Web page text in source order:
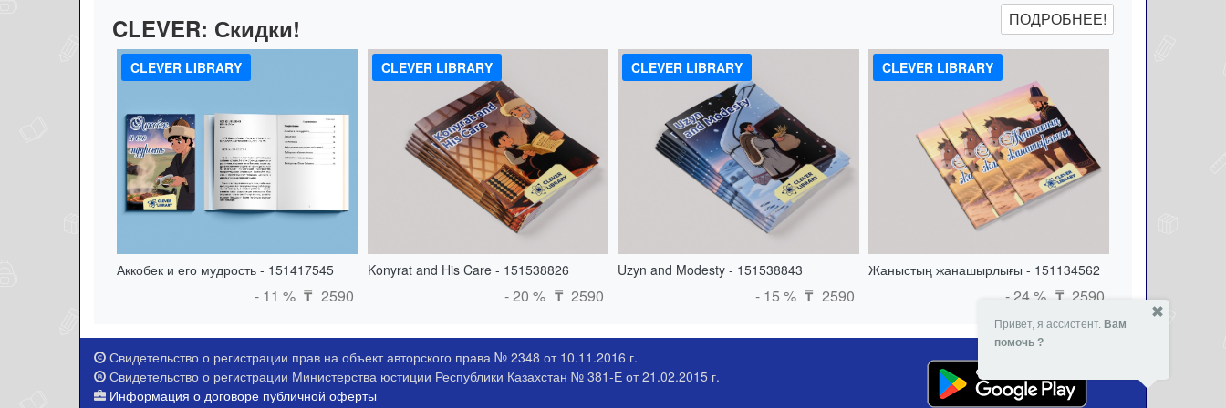
CLEVER: Скидки! ПОДРОБНЕЕ!
CLEVER LIBRARY
Аккобек и его мудрость - 151417545
- 11 % ₸ 2590
CLEVER LIBRARY
Konyrat and His Care - 151538826
- 20 % ₸ 2590
CLEVER LIBRARY
Uzyn and Modesty - 151538843
- 15 % ₸ 2590
CLEVER LIBRARY
Жаныстың жанашырлығы - 151134562
- 24 % ₸ 2590
Свидетельство о регистрации прав на объект авторского права № 2348 от 10.11.2016 г.
Свидетельство о регистрации Министерства юстиции Республики Казахстан № 381-Е от 21.02.2015 г.
Информация о договоре публичной оферты
Привет, я ассистент. Вам
помочь ?